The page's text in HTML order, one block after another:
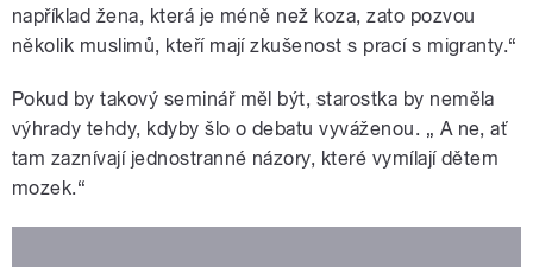
například žena, která je méně než koza, zato pozvou
několik muslimů, kteří mají zkušenost s prací s migranty.“
Pokud by takový seminář měl být, starostka by neměla
výhrady tehdy, kdyby šlo o debatu vyváženou. „ A ne, ať
tam zaznívají jednostranné názory, které vymílají dětem
mozek.“